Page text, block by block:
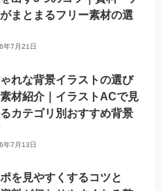
まとまるフリー素材の選
年7月21日
れな背景イラストの選び
材紹介｜イラストACで見
カテゴリ別おすすめ背景
年7月13日
を見やすくするコツと